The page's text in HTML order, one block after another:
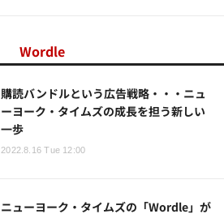
Wordle
購読バンドルという広告戦略・・・ニュ
ーヨーク・タイムズの成長を担う新しい
一歩
2022.8.16 Tue 12:00
ニューヨーク・タイムズの「Wordle」が